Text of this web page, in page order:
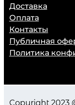
Доставка
Оплата
Контакты
Публичная
Политика
Copyright 2023